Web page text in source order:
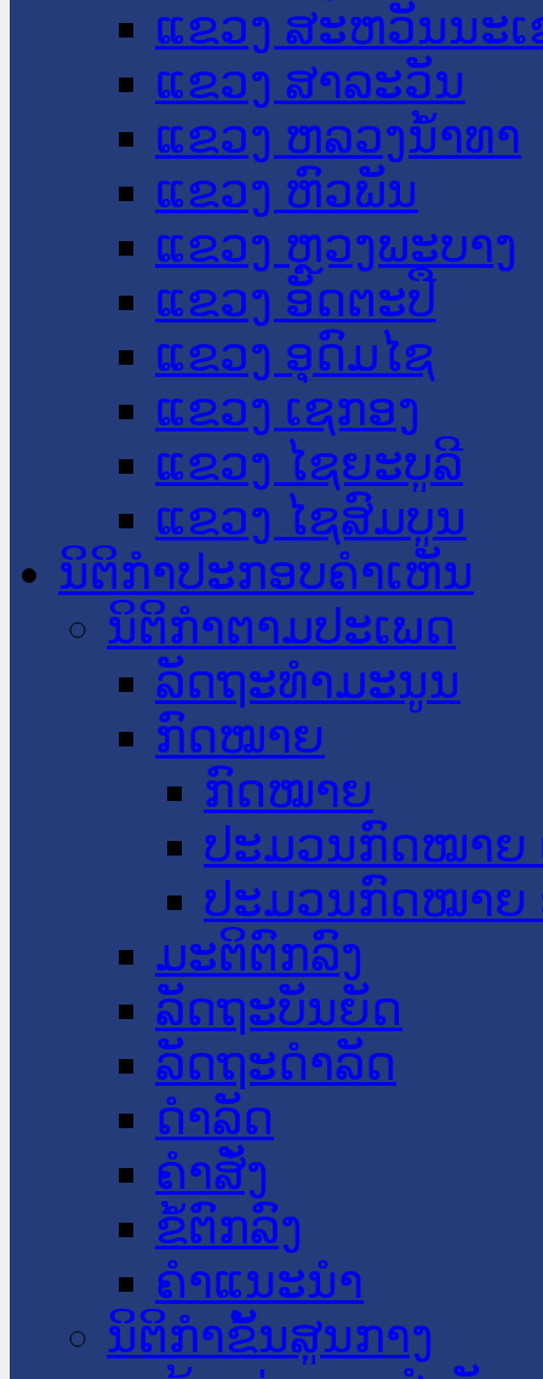
ແຂວງ ສະຫວັນນະ
ແຂວງ ສາລະວັນ
ແຂວງ ຫລວງນໍ້າທາ
ແຂວງ ຫົວພັນ
ແຂວງ ຫຼວງພະບາງ
ແຂວງ ອັດຕະປື
ແຂວງ ອຸດົມໄຊ
ແຂວງ ເຊກອງ
ແຂວງ ໄຊຍະບູລີ
ແຂວງ ໄຊສົມບູນ
ນິຕິກໍາປະກອບຄໍາເຫັນ
ນິຕິກໍາຕາມປະເພດ
ລັດຖະທໍາມະນູນ
ກົດໝາຍ
ກົດໝາຍ
ປະມວນກົດໝາຍ
ປະມວນກົດໝາຍ
ມະຕິຕົກລົງ
ລັດຖະບັນຍັດ
ລັດຖະດໍາລັດ
ດໍາລັດ
ຄໍາສັ່ງ
ຂໍ້ຕົກລົງ
ຄໍາແນະນໍາ
ນິຕິກຳຂັ້ນສູນກາງ